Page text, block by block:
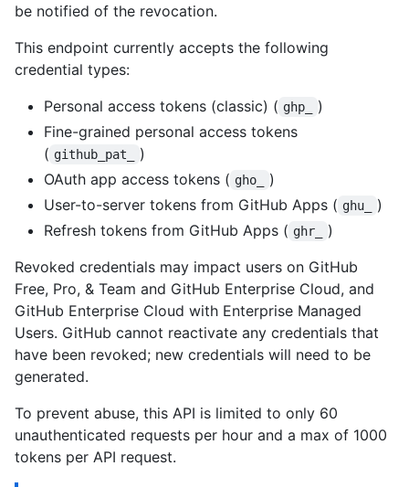
be notified of the revocation.
This endpoint currently accepts the following
credential types:
Personal access tokens (classic) ( ghp_
)
Fine-grained personal access tokens
( github_pat_
)
OAuth app access tokens ( gho_
)
User-to-server tokens from GitHub Apps ( ghu_
)
Refresh tokens from GitHub Apps ( ghr_
)
Revoked credentials may impact users on GitHub
Free, Pro, & Team and GitHub Enterprise Cloud, and
GitHub Enterprise Cloud with Enterprise Managed
Users. GitHub cannot reactivate any credentials that
have been revoked; new credentials will need to be
generated.
To prevent abuse, this API is limited to only 60
unauthenticated requests per hour and a max of 1000
tokens per API request.